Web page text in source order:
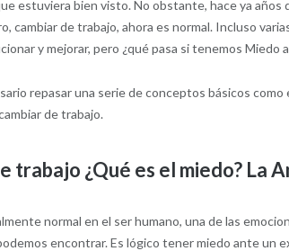
estuviera bien visto. No obstante, hace ya años
cambiar de trabajo, ahora es normal. Incluso
y mejorar, pero ¿qué pasa si tenemos Miedo
repasar una serie de conceptos básicos
de trabajo.
trabajo ¿Qué es el miedo? La
normal en el ser humano, una de las
encontrar. Es lógico tener miedo ante un